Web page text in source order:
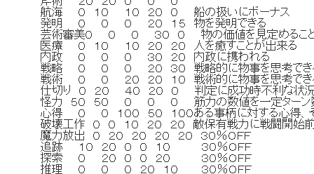
航海 ０ １０ １０ ２０ ０ 船の扱いにボー
発明 ０ ０ ０ ２０ １５ 物を発明でき
芸術審美０ ０ ０ ３０ ０ 物の価値を見定めること
医療 ０ １０ １０ ２０ ２０ 人を癒すことが
内政 ０ ０ ０ ３０ ２０ 内政に携われ
戦略 ０ ０ ０ ２０ ３０ 戦略的に物事を思考
戦術 ０ ０ ２０ ２０ １０ 戦術的に物事を思考
仕切り ０ ２０ ４０ ２０ ０ 判定に成功時不利な状況
怪力 ５０ ５０ ０ ０ ０ 筋力の数値を一定ターン数1
心得 ０ ０ １００ ５０ １００ある事柄に対する心得
破壊工作 ０ ０ １０ ２０ ２０ 敵保有戦力に戦闘開始前
魔力放出 ０ ２０ ２０ ２０ ２０ ３０％ＯＦＦ
追跡 １０ ２０ ０ ０ １０ ３０％ＯＦＦ
探索 ０ ２０ ０ ０ ２０ ３０％ＯＦＦ
推理 ０ ０ ０ ２０ １０ ３０％ＯＦＦ